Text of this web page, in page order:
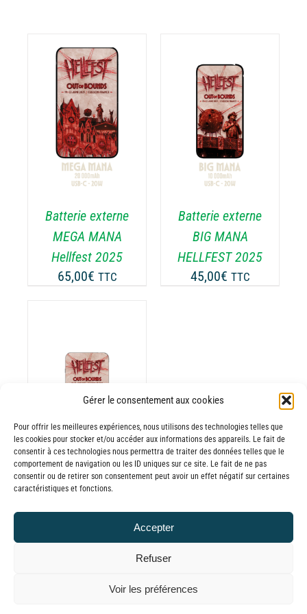
Gérer le consentement aux cookies
Pour offrir les meilleures expériences, nous utilisons des technologies telles que
les cookies pour stocker et/ou accéder aux informations des appareils. Le fait de
consentir à ces technologies nous permettra de traiter des données telles que le
comportement de navigation ou les ID uniques sur ce site. Le fait de ne pas
consentir ou de retirer son consentement peut avoir un effet négatif sur certaines
caractéristiques et fonctions.
Accepter
Refuser
Voir les préférences
Batterie externe
MEGA MANA
Hellfest 2025
65,00€ TTC
AJOUTER AU
PANIER
DÉTAILS
Batterie externe
BIG MANA
HELLFEST 2025
45,00€ TTC
Batterie externe
30,00€ TTC